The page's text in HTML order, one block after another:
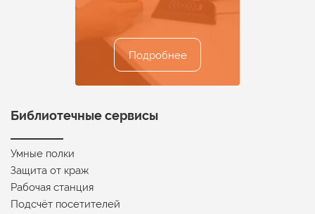
Подробнее
Подробнее
Подробнее
Подробнее
Подробнее
Библиотечные сервисы
Умные полки
Защита от краж
Рабочая станция
Подсчёт посетителей